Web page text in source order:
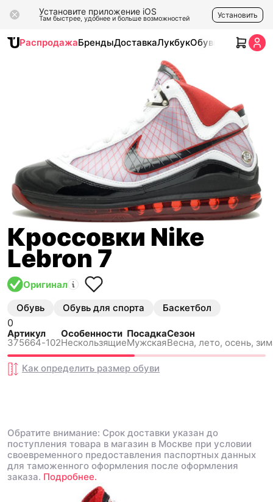
Установите приложение iOS
Там быстрее, удобнее и больше возможностей Установить
РаспродажаБрендыДоставкаЛукбукОбувь Одежда
Кроссовки Nike
Lebron 7
Оригинал
Обувь Обувь для спорта Баскетбол
0
Артикул
375664-102
Особенности
Нескользящиe
Посадка
Мужская
Сезон
Весна, лето, осень,
Как определить размер обуви
Обратите внимание: Срок доставки указан до
поступления товара в магазин в Москве при условии
своевременного предоставления паспортных данных
для таможенного оформления после оформления
заказа. Подробнее.